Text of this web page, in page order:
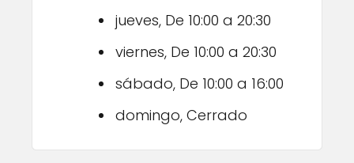
jueves, De 10:00 a 20:30
viernes, De 10:00 a 20:30
sábado, De 10:00 a 16:00
domingo, Cerrado